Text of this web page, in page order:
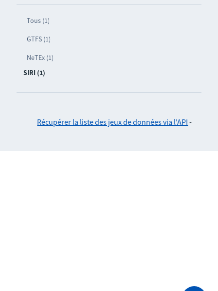
Tous (1)
GTFS (1)
NeTEx (1)
SIRI (1)
Récupérer la liste des jeux de données via l'API -